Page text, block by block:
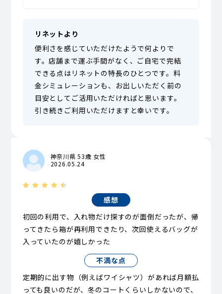
リネットより
便利さを感じていただけたようで何よりで
す。店舗まで運ぶ手間がなく、ご自宅で完結
できる点はリネットの特長のひとつです。料
金シミュレーションも、お出しいただく前の
目安としてご活用いただければと思います。
引き続きご利用いただけますと幸いです。
神奈川県 53歳 女性
2026.05.24
感想
初回の利用で、入れ物だけ探すのが面倒だったが、帰
ってきたら箱が再利用できたり、次回使えるバッグが
入っていたのが嬉しかった
不満な点
定期的に出す物（例えばワイシャツ）があれば月額払
っても良いのだが、冬のコートくらいしかないので、